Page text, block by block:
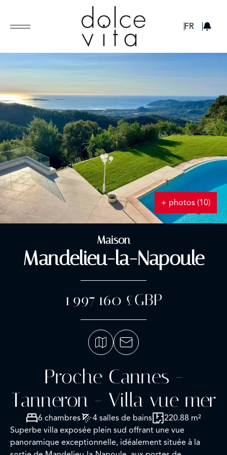
FR
+ photos (10)
Maison
Mandelieu-la-Napoule
1 997 160 £GBP
Proche Cannes -
Tanneron - Villa vue mer
6 chambres 4 salles de bains
220.88 m²
Superbe villa exposée plein sud offrant une vue
panoramique exceptionnelle, idéalement située à la